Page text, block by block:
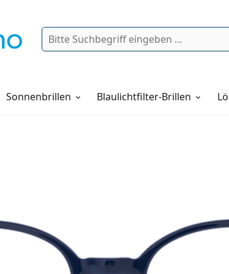
Suche
Sonnenbrillen Blaulichtfilter-Brillen